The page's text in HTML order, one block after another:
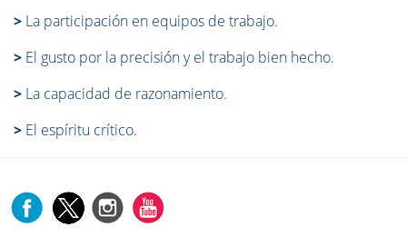
> La participación en equipos de trabajo.
> El gusto por la precisión y el trabajo bien hecho.
> La capacidad de razonamiento.
> El espíritu crítico.